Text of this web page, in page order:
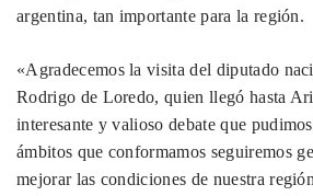
argentina, tan importante para la región.
«Agradecemos la visita del diputado
Rodrigo de Loredo, quien llegó hasta
interesante y valioso debate que
ámbitos que conformamos seguiremos
mejorar las condiciones de nuestra